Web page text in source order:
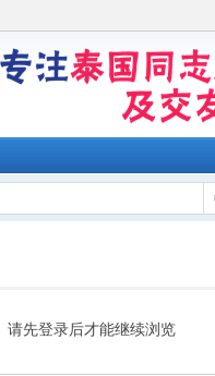
请先登录后才能继续浏览